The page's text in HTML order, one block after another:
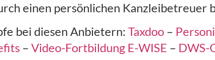
einen persönlichen Kanzleibetreuer
bei diesen Anbietern:Taxdoo –
–Video-Fortbildung E-WISE – DWS-